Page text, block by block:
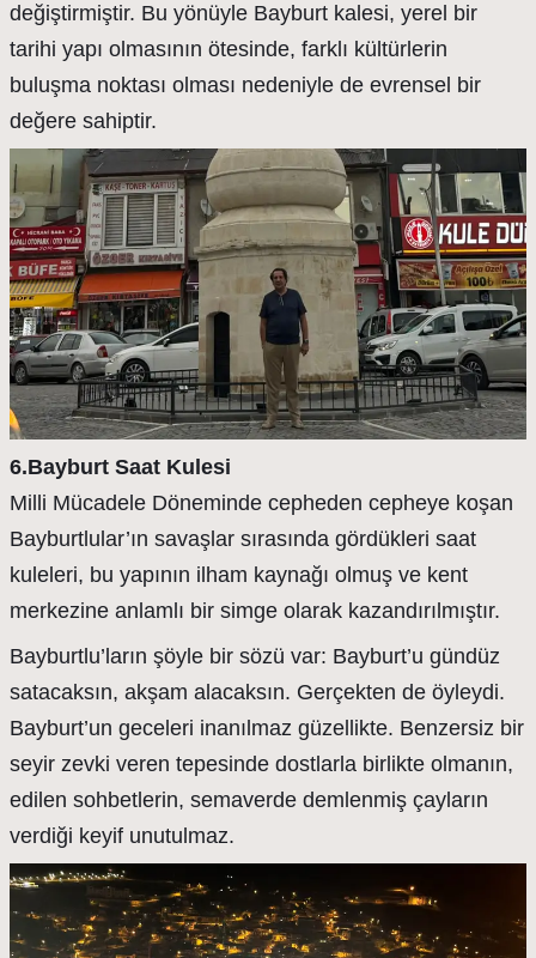
değiştirmiştir. Bu yönüyle Bayburt kalesi, yerel bir
tarihi yapı olmasının ötesinde, farklı kültürlerin
buluşma noktası olması nedeniyle de evrensel bir
değere sahiptir.
6.Bayburt Saat Kulesi
Milli Mücadele Döneminde cepheden cepheye koşan
Bayburtlular’ın savaşlar sırasında gördükleri saat
kuleleri, bu yapının ilham kaynağı olmuş ve kent
merkezine anlamlı bir simge olarak kazandırılmıştır.
Bayburtlu’ların şöyle bir sözü var: Bayburt’u gündüz
satacaksın, akşam alacaksın. Gerçekten de öyleydi.
Bayburt’un geceleri inanılmaz güzellikte. Benzersiz bir
seyir zevki veren tepesinde dostlarla birlikte olmanın,
edilen sohbetlerin, semaverde demlenmiş çayların
verdiği keyif unutulmaz.